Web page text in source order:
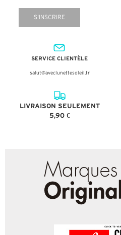
S'INSCRIRE
SERVICE CLIENTÈLE
salut@aveclunettesoleil.fr
LIVRAISON SEULEMENT
5,90 €